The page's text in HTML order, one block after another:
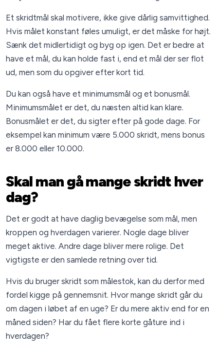
Et skridtmål skal motivere, ikke give dårlig samvittighed.
Hvis målet konstant føles umuligt, er det måske for højt.
Sænk det midlertidigt og byg op igen. Det er bedre at
have et mål, du kan holde fast i, end et mål der ser flot
ud, men som du opgiver efter kort tid.
Du kan også have et minimumsmål og et bonusmål.
Minimumsmålet er det, du næsten altid kan klare.
Bonusmålet er det, du sigter efter på gode dage. For
eksempel kan minimum være 5.000 skridt, mens bonus
er 8.000 eller 10.000.
Skal man gå mange skridt hver
dag?
Det er godt at have daglig bevægelse som mål, men
kroppen og hverdagen varierer. Nogle dage bliver
meget aktive. Andre dage bliver mere rolige. Det
vigtigste er den samlede retning over tid.
Hvis du bruger skridt som målestok, kan du derfor med
fordel kigge på gennemsnit. Hvor mange skridt går du
om dagen i løbet af en uge? Er du mere aktiv end for en
måned siden? Har du fået flere korte gåture ind i
hverdagen?